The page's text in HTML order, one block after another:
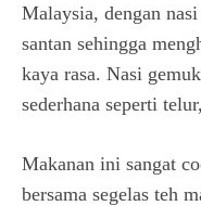
Malaysia, dengan
santan sehingga
kaya rasa. Nasi
sederhana seperti
Makanan ini sangat
bersama segelas teh